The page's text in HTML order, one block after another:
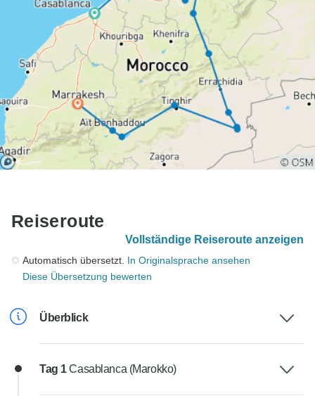
Reiseroute
Vollständige Reiseroute anzeigen
Automatisch übersetzt. In Originalsprache ansehen
Diese Übersetzung bewerten
Überblick
Tag 1Casablanca (Marokko)